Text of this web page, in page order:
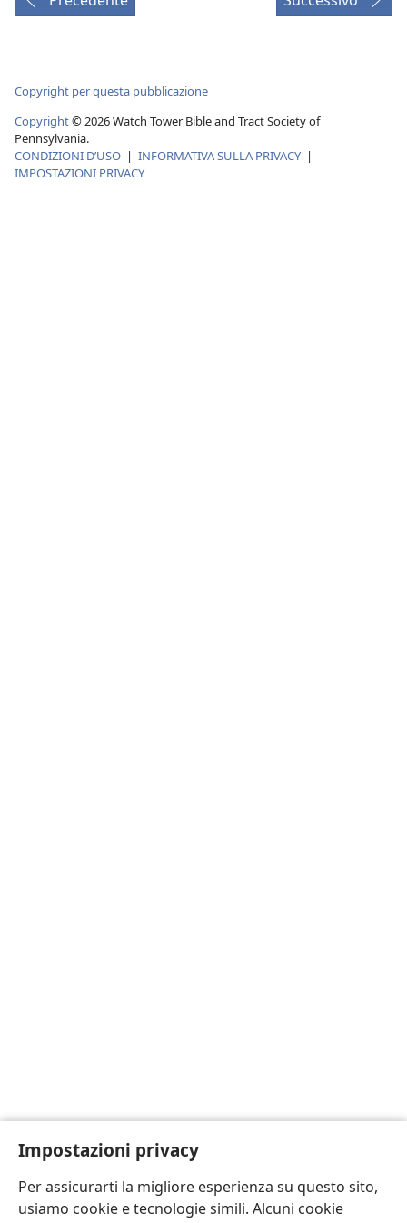
Impostazioni privacy
Per assicurarti la migliore esperienza su questo sito,
usiamo cookie e tecnologie simili. Alcuni cookie
Copyright per questa pubblicazione
Copyright© 2026 Watch Tower Bible and Tract Society of
Pennsylvania.
CONDIZIONI D’USO | INFORMATIVA SULLA PRIVACY |
IMPOSTAZIONI PRIVACY